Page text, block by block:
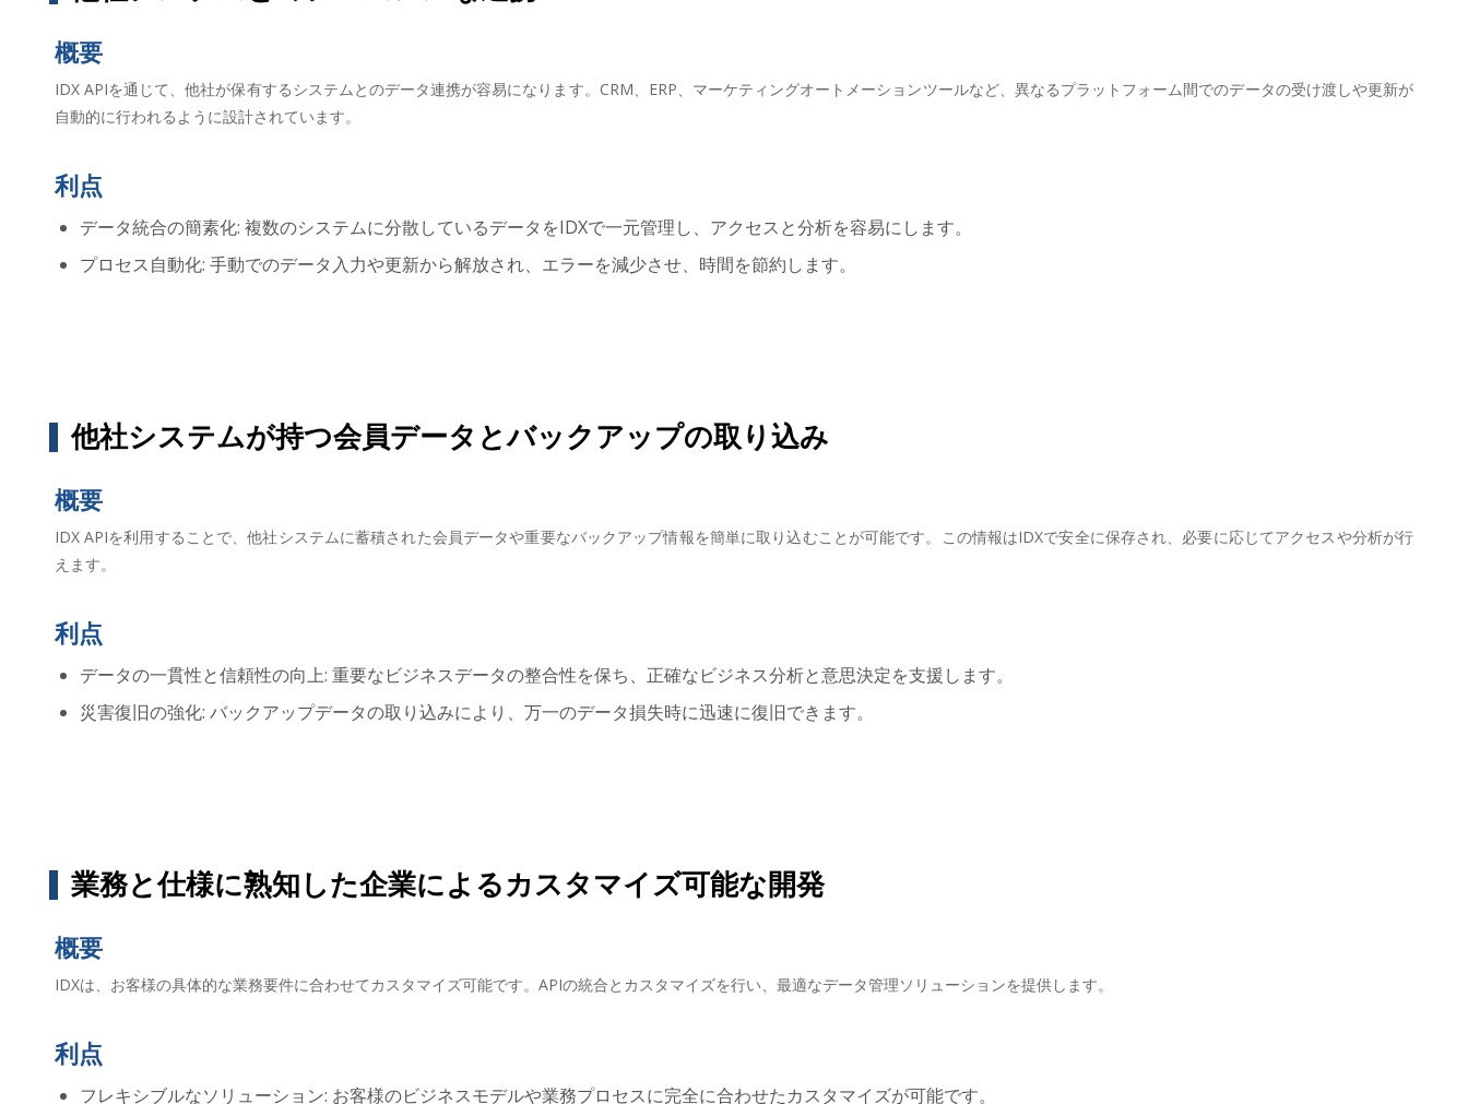
概要
IDX APIを通じて、他社が保有するシステムとのデータ連携が容易になります。CRM、ERP、マーケティングオートメーションツールなど、異なるプラットフォーム間でのデータの受け渡しや更新が
自動的に行われるように設計されています。
利点
データ統合の簡素化: 複数のシステムに分散しているデータをIDXで一元管理し、アクセスと分析を容易にします。
プロセス自動化: 手動でのデータ入力や更新から解放され、エラーを減少させ、時間を節約します。
他社システムが持つ会員データとバックアップの取り込み
概要
IDX APIを利用することで、他社システムに蓄積された会員データや重要なバックアップ情報を簡単に取り込むことが可能です。この情報はIDXで安全に保存され、必要に応じてアクセスや分析が行
えます。
利点
データの一貫性と信頼性の向上: 重要なビジネスデータの整合性を保ち、正確なビジネス分析と意思決定を支援します。
災害復旧の強化: バックアップデータの取り込みにより、万一のデータ損失時に迅速に復旧できます。
業務と仕様に熟知した企業によるカスタマイズ可能な開発
概要
IDXは、お客様の具体的な業務要件に合わせてカスタマイズ可能です。APIの統合とカスタマイズを行い、最適なデータ管理ソリューションを提供します。
利点
フレキシブルなソリューション: お客様のビジネスモデルや業務プロセスに完全に合わせたカスタマイズが可能です。